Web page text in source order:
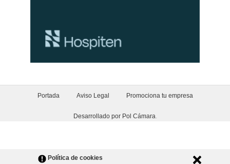
Política de cookies
Portada Aviso Legal Promociona tu empresa
Desarrollado por Pol Cámara.